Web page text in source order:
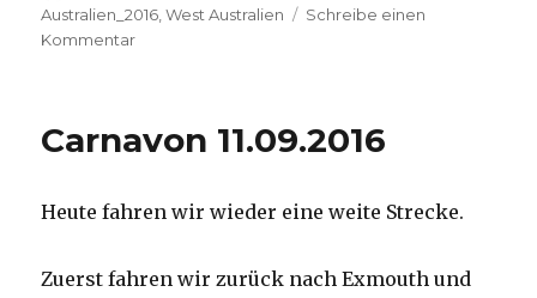
am
Australien_2016 ,West Australien
Schreibe einen
Kommentarzu
Carnavon 11.09.2016
Heute fahren wir wieder eine weite Strecke.
Zuerst fahren wir zurück nach Exmouth und